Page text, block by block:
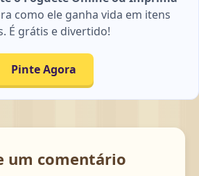
como ele ganha vida em itens
É grátis e divertido!
Pinte Agora
um comentário